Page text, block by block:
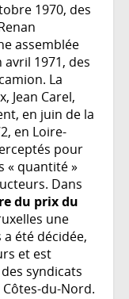
1970, des
assemblée
1971, des
La
Jean Carel,
en juin de la
en Loire-
pour
« quantité »
Dans
du prix du
une
été décidée,
et est
syndicats
du-Nord.